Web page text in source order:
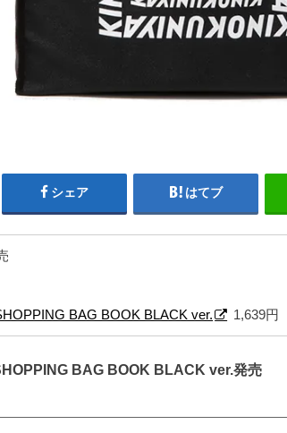
シェア はてブ
BAG BOOK BLACK ver. 1,639円
BAG BOOK BLACK ver.発売